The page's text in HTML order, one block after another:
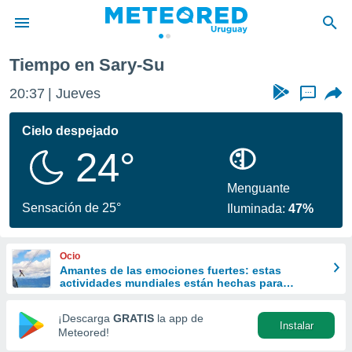
de
ha
calidad.
a este
las
y
forma
digital
basada
Tiempo en Sary-Su
20:37 Jueves ...
Cielo despejado
24°
Sensación de 25°
Menguante
Iluminada:47%
Ocio
Amantes de las emociones fuertes: estas
actividades mundiales están hechas para
¡Descarga GRATIS la app de
Meteored!
Instalar